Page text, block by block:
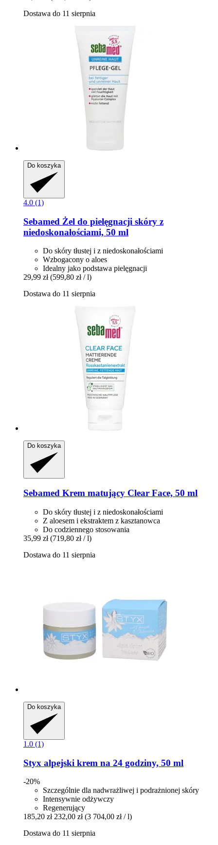
Dostawa do 11 sierpnia
Do koszyka
4.0 (1)
Sebamed Żel do pielęgnacji skóry z
niedoskonałościami, 50 ml
Do skóry tłustej i z niedoskonałościami
Wzbogacony o aloes
Idealny jako podstawa pielęgnacji
29,99 zł (599,80 zł / l)
Dostawa do 11 sierpnia
Do koszyka
Sebamed Krem matujący Clear Face, 50 ml
Do skóry tłustej i z niedoskonałościami
Z aloesem i ekstraktem z kasztanowca
Do codziennego stosowania
35,99 zł (719,80 zł / l)
Dostawa do 11 sierpnia
Do koszyka
1.0 (1)
Styx alpejski krem na 24 godziny, 50 ml
-20%
Szczególnie dla nadwrażliwej i podrażnionej skóry
Intensywnie odżywczy
Regenerujący
185,20 zł 232,00 zł (3 704,00 zł / l)
Dostawa do 11 sierpnia